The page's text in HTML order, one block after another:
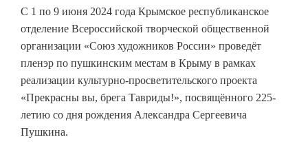
С 1 по 9 июня 2024 года Крымское республиканское
отделение Всероссийской творческой общественной
организации «Союз художников России» проведёт
пленэр по пушкинским местам в Крыму в рамках
реализации культурно-просветительского проекта
«Прекрасны вы, брега Тавриды!», посвящённого 225-
летию со дня рождения Александра Сергеевича
Пушкина.